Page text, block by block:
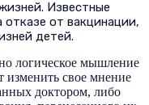
Известные
от вакцинации,
детей.
логическое мышление
изменить свое мнение
доктором, либо